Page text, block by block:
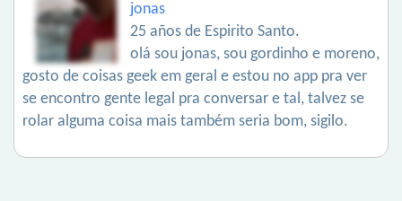
jonas
25 años de Espirito Santo.
olá sou jonas, sou gordinho e moreno,
gosto de coisas geek em geral e estou no app pra ver
se encontro gente legal pra conversar e tal, talvez se
rolar alguma coisa mais também seria bom, sigilo.